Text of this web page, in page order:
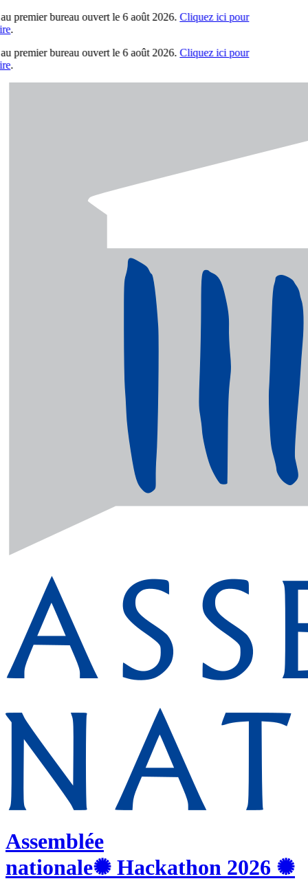
premier bureau ouvert le 6 août 2026.Cliquez ici pour
.
premier bureau ouvert le 6 août 2026.Cliquez ici pour
.
Assemblée
nationale✺ Hackathon 2026 ✺